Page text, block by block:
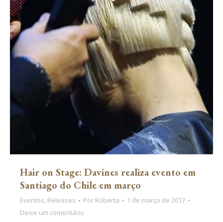
Hair on Stage: Davines realiza evento em
Santiago do Chile em março
Eventos, Releases Por Roberta
1 de março de 2017
Deixe um comentário